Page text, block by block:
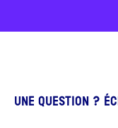
UNE QUESTION ?